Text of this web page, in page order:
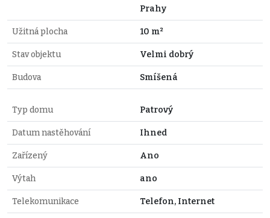
Prahy
Užitná plocha 10 m²
Stav objektu Velmi dobrý
Budova Smíšená
Typ domu Patrový
Datum nastěhování Ihned
Zařízený Ano
Výtah ano
Telekomunikace Telefon, Internet